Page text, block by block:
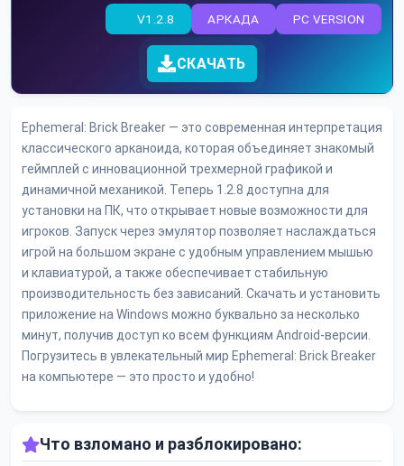
PC VERSION
АРКАДА
V1.2.8
СКАЧАТЬ
Ephemeral: Brick Breaker — это современная интерпретация
классического арканоида, которая объединяет знакомый
геймплей с инновационной трехмерной графикой и
динамичной механикой. Теперь 1.2.8 доступна для
установки на ПК, что открывает новые возможности для
игроков. Запуск через эмулятор позволяет наслаждаться
игрой на большом экране с удобным управлением мышью
и клавиатурой, а также обеспечивает стабильную
производительность без зависаний. Скачать и установить
приложение на Windows можно буквально за несколько
минут, получив доступ ко всем функциям Android-версии.
Погрузитесь в увлекательный мир Ephemeral: Brick Breaker
на компьютере — это просто и удобно!
Что взломано и разблокировано: